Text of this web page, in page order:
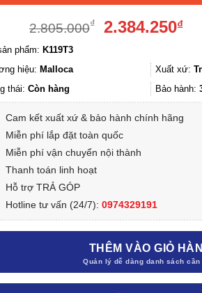
2.805.000₫
Giá
2.805.000₫.
2.384.250₫Giá
là:
phẩm: K119T3
hiệu: Malloca Xuất xứ:
thái: Còn hàng Bảo hành:
Cam kết xuất xứ & bảo hành chính hãng
Miễn phí lắp đặt toàn quốc
Miễn phí vận chuyển nội thành
Thanh toán linh hoạt
Hỗ trợ TRẢ GÓP
Hotline tư vấn (24/7): 0974329191
THÊM VÀO GIỎ